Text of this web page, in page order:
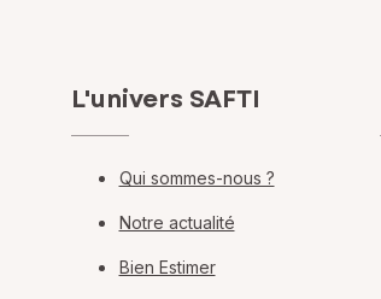
L'univers SAFTI
Qui sommes-nous ?
Notre actualité
Bien Estimer